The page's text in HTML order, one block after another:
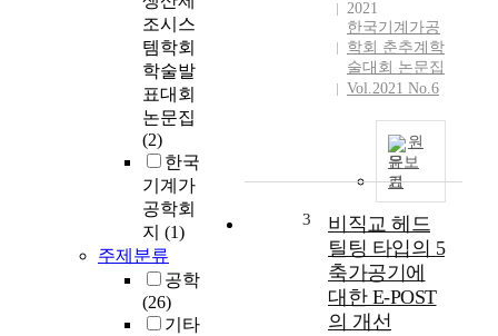
조시스
템학회
학술발
표대회
논문집
(2)
한국
기계가
공학회
지 (1)
주제분류
공학
(26)
기타
2021
한국기계가공
학회 춘추계학
술대회 논문집
Vol.2021 No.6
원
문보
기
3
비직교 헤드
틸팅 타입의 5
축가공기에
대한 E-POST
의 개선